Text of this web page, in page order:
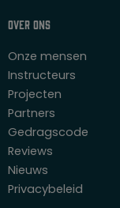
Over ons
Onze mensen
Instructeurs
Projecten
Partners
Gedragscode
Reviews
Nieuws
Privacybeleid